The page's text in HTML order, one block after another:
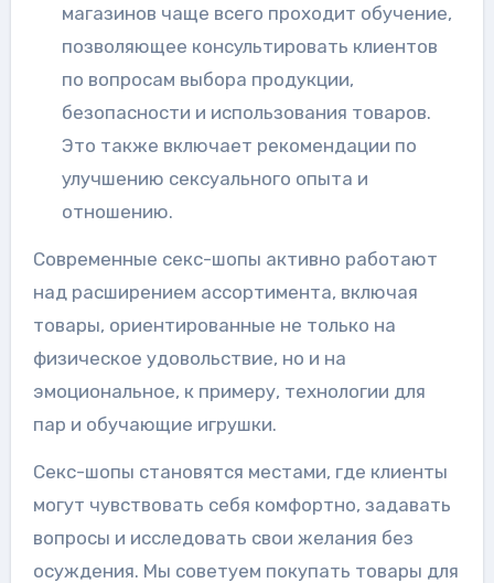
магазинов чаще всего проходит обучение,
позволяющее консультировать клиентов
по вопросам выбора продукции,
безопасности и использования товаров.
Это также включает рекомендации по
улучшению сексуального опыта и
отношению.
Современные секс-шопы активно работают
над расширением ассортимента, включая
товары, ориентированные не только на
физическое удовольствие, но и на
эмоциональное, к примеру, технологии для
пар и обучающие игрушки.
Секс-шопы становятся местами, где клиенты
могут чувствовать себя комфортно, задавать
вопросы и исследовать свои желания без
осуждения. Мы советуем покупать товары для